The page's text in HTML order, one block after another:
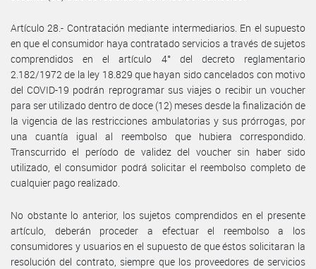
Artículo 28.- Contratación mediante intermediarios. En el supuesto
en que el consumidor haya contratado servicios a través de sujetos
comprendidos en el artículo 4° del decreto reglamentario
2.182/1972 de la ley 18.829 que hayan sido cancelados con motivo
del COVID-19 podrán reprogramar sus viajes o recibir un voucher
para ser utilizado dentro de doce (12) meses desde la finalización de
la vigencia de las restricciones ambulatorias y sus prórrogas, por
una cuantía igual al reembolso que hubiera correspondido.
Transcurrido el período de validez del voucher sin haber sido
utilizado, el consumidor podrá solicitar el reembolso completo de
cualquier pago realizado.
No obstante lo anterior, los sujetos comprendidos en el presente
artículo, deberán proceder a efectuar el reembolso a los
consumidores y usuarios en el supuesto de que éstos solicitaran la
resolución del contrato, siempre que los proveedores de servicios